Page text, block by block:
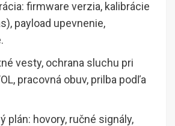
firmware verzia, kalibrácie
payload upevnenie,
vesty, ochrana sluchu pri
pracovná obuv, prilba podľa
plán: hovory, ručné signály,